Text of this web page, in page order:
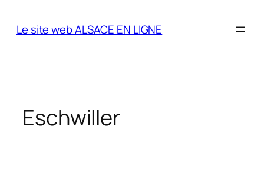
Le site web ALSACE EN LIGNE
Eschwiller